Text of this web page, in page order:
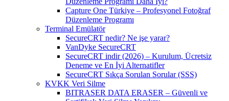
Capture One Türkiye – Profesyonel Fotoğraf
Düzenleme Programı
Terminal Emülatör
SecureCRT nedir? Ne işe yarar?
VanDyke SecureCRT
SecureCRT indir (2026) – Kurulum, Ücretsiz
Deneme ve En İyi Alternatifler
SecureCRT Sıkça Sorulan Sorular (SSS)
KVKK Veri Silme
BITRASER DATA ERASER – Güvenli ve